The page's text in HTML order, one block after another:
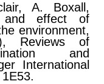
A. Boxall,
and effect of
environment,
Reviews of
and
International